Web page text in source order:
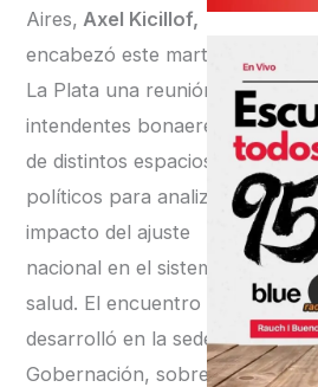
Aires, Axel Kicillof,
encabezó este martes en
La Plata una reunión con
intendentes bonaerenses
de distintos espacios
políticos para analizar el
impacto del ajuste
nacional en el sistema de
salud. El encuentro se
desarrolló en la sede de
Gobernación, sobre calle